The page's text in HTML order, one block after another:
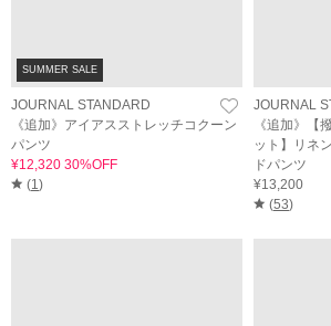
SUMMER SALE
JOURNAL STANDARD
《追加》アイアスストレッチコクーン
パンツ
¥12,320 30%OFF
(1 )
JOURNAL
《追加》【
ット】リネ
ドパンツ
¥13,200
(53)